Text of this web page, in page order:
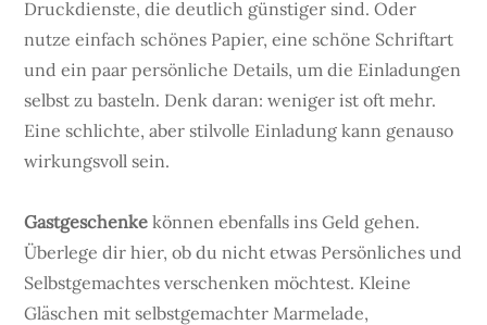
Druckdienste, die deutlich günstiger sind. Oder
nutze einfach schönes Papier, eine schöne Schriftart
und ein paar persönliche Details, um die Einladungen
selbst zu basteln. Denk daran: weniger ist oft mehr.
Eine schlichte, aber stilvolle Einladung kann genauso
wirkungsvoll sein.
Gastgeschenke können ebenfalls ins Geld gehen.
Überlege dir hier, ob du nicht etwas Persönliches und
Selbstgemachtes verschenken möchtest. Kleine
Gläschen mit selbstgemachter Marmelade,